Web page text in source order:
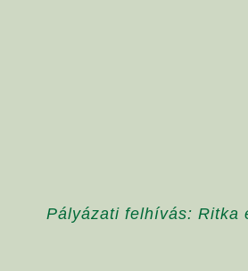
Pályázati felhívás: Ritka